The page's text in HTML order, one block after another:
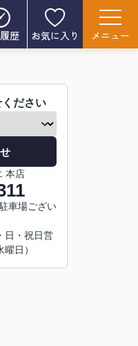
歴 お気に入り メニュー
ださい
本店
車場ござい
日・祝日営
日）